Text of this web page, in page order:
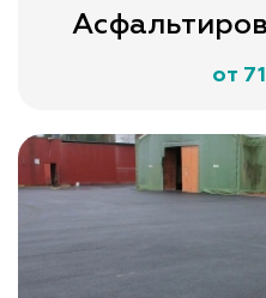
от